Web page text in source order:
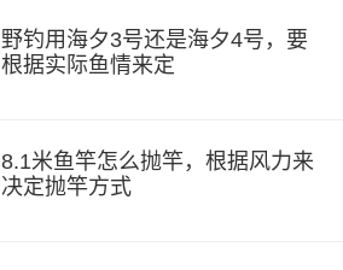
野钓用海夕3号还是海夕4号，要
根据实际鱼情来定
8.1米鱼竿怎么抛竿，根据风力来
决定抛竿方式